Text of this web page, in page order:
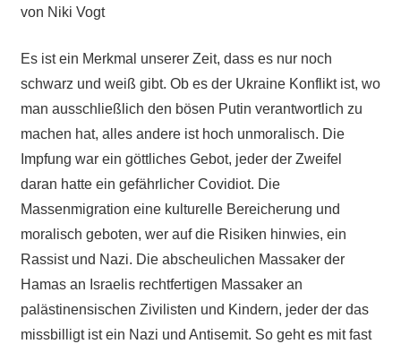
von Niki Vogt
Es ist ein Merkmal unserer Zeit, dass es nur noch
schwarz und weiß gibt. Ob es der Ukraine Konflikt ist, wo
man ausschließlich den bösen Putin verantwortlich zu
machen hat, alles andere ist hoch unmoralisch. Die
Impfung war ein göttliches Gebot, jeder der Zweifel
daran hatte ein gefährlicher Covidiot. Die
Massenmigration eine kulturelle Bereicherung und
moralisch geboten, wer auf die Risiken hinwies, ein
Rassist und Nazi. Die abscheulichen Massaker der
Hamas an Israelis rechtfertigen Massaker an
palästinensischen Zivilisten und Kindern, jeder der das
missbilligt ist ein Nazi und Antisemit. So geht es mit fast